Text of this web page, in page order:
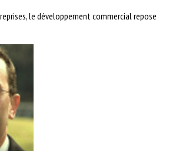
le développement commercial repose